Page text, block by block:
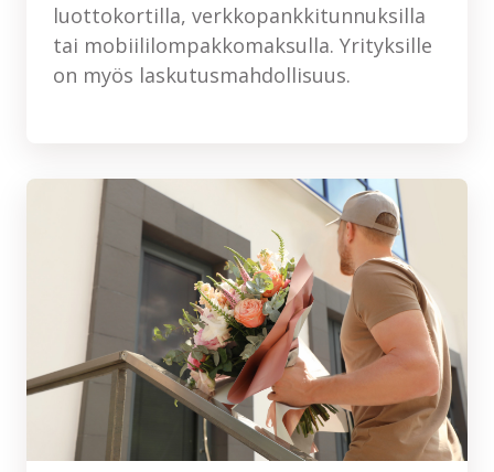
luottokortilla, verkkopankkitunnuksilla
tai mobiililompakkomaksulla. Yrityksille
on myös laskutusmahdollisuus.